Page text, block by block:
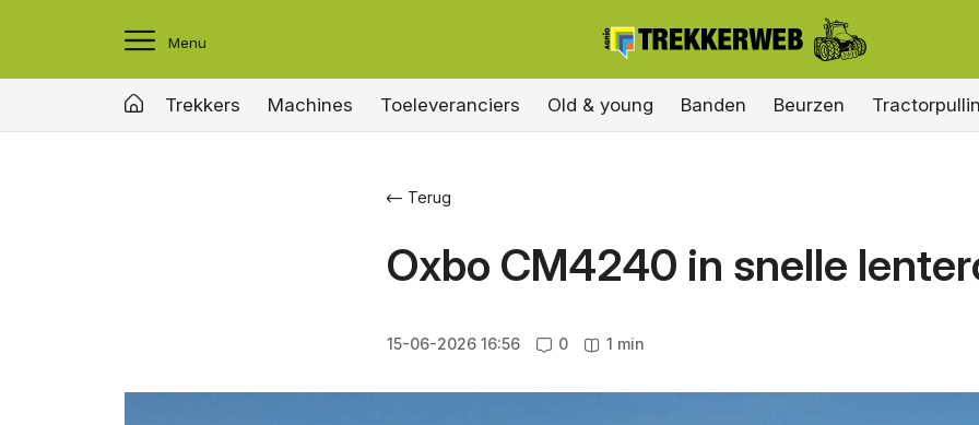
Menu
Trekkers Machines Toeleveranciers Old & young Banden Beurzen
Terug
Oxbo CM4240 in snelle
15-06-2026 16:56 0 1 min